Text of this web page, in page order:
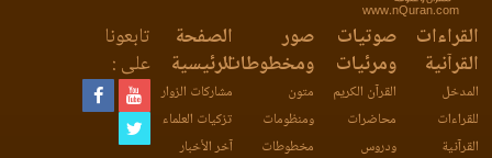
www.nQuran.com
القراءات
القرآنية
المدخل
للقراءات
القرآنية
صوتيات
ومرئيات
القرآن الكريم
محاضرات
ودروس
صور
ومخطوطات
متون
ومنظومات
مخطوطات
الصفحة
الرئيسية
مشاركات الزوار
تزكيات العلماء
آخر الأخبار
تابعونا
على :